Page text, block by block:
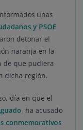
unas
y PSOE
detonar el
naranja en la
de que pudiera
dicha región.
día en que el
, ha acusado
conmemorativos